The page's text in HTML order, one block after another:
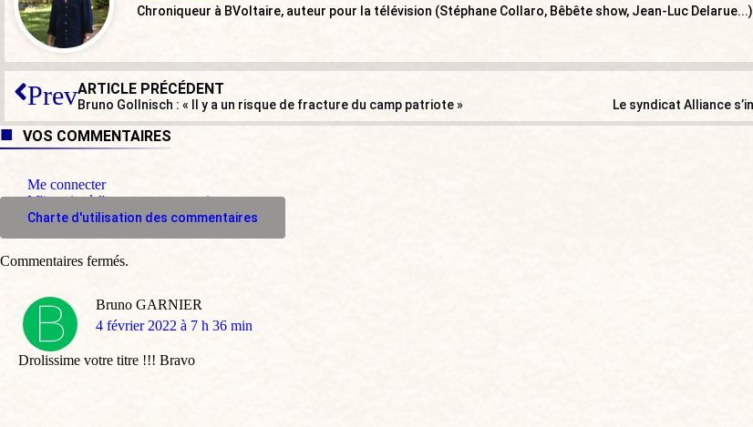
Chroniqueur à BVoltaire, auteur pour la télévision (Stéphane Collaro, Bêbête show, Jean-Luc Delarue...)
PrevARTICLE PRÉCÉDENT
Bruno Gollnisch : « Il y a un risque de fracture du camp patriote »
VOS COMMENTAIRES
Me connecter
M'inscrire à l'espace commentaire
Charte d'utilisation des commentaires
Bruno GARNIER
dit
4 février 2022 à 7 h 36 min
Drolissime votre titre !!! Bravo
Commentaires fermés.